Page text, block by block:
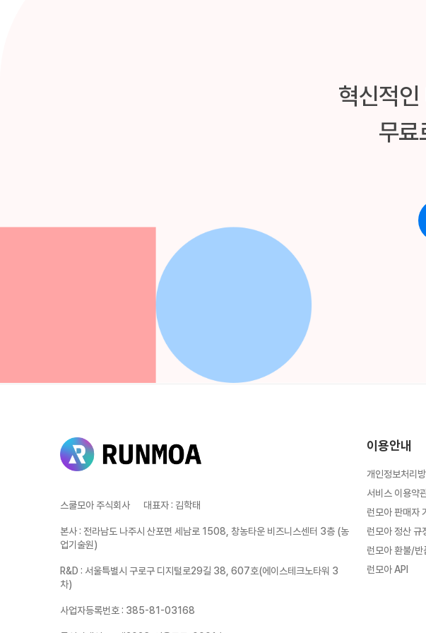
혁신적
무료
스쿨모아 주식회사 대표자: 김학태
본사: 전라남도 나주시 산포면 세남로 1508, 창농타운 비즈니스센터 3층 (농
업기술원)
R&D : 서울특별시 구로구 디지털로29길 38, 607호(에이스테크노타워 3
차)
사업자등록번호: 385-81-03168
이용안내
개인정보처리
서비스 이용약
런모아 판매자
런모아 정산 규
런모아 환불/반
런모아 API